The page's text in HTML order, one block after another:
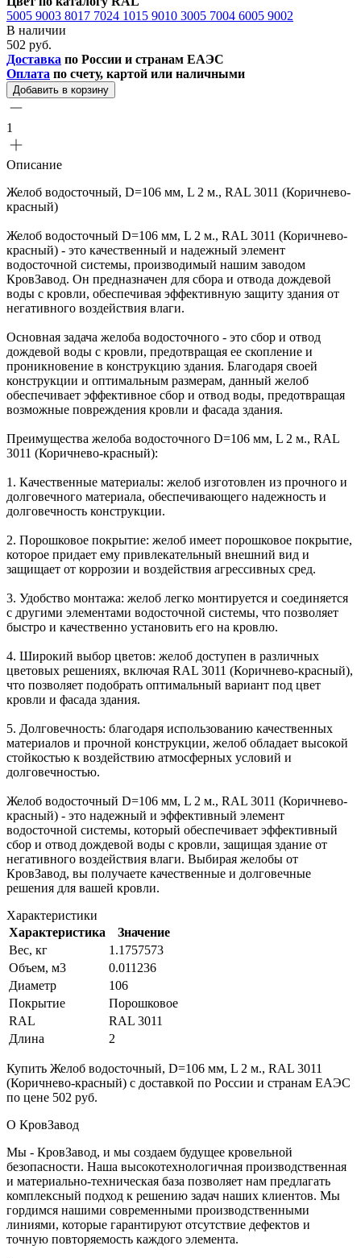
5005 9003 8017 7024 1015 9010 3005 7004 6005 9002
В наличии
502 руб.
Доставка по России и странам ЕАЭС
Оплата по счету, картой или наличными
Добавить в корзину
1
Описание
Желоб водосточный, D=106 мм, L 2 м., RAL 3011 (Коричнево-
красный)
Желоб водосточный D=106 мм, L 2 м., RAL 3011 (Коричнево-
красный) - это качественный и надежный элемент
водосточной системы, производимый нашим заводом
КровЗавод. Он предназначен для сбора и отвода дождевой
воды с кровли, обеспечивая эффективную защиту здания от
негативного воздействия влаги.
Основная задача желоба водосточного - это сбор и отвод
дождевой воды с кровли, предотвращая ее скопление и
проникновение в конструкцию здания. Благодаря своей
конструкции и оптимальным размерам, данный желоб
обеспечивает эффективное сбор и отвод воды, предотвращая
возможные повреждения кровли и фасада здания.
Преимущества желоба водосточного D=106 мм, L 2 м., RAL
3011 (Коричнево-красный):
1. Качественные материалы: желоб изготовлен из прочного и
долговечного материала, обеспечивающего надежность и
долговечность конструкции.
2. Порошковое покрытие: желоб имеет порошковое покрытие,
которое придает ему привлекательный внешний вид и
защищает от коррозии и воздействия агрессивных сред.
3. Удобство монтажа: желоб легко монтируется и соединяется
с другими элементами водосточной системы, что позволяет
быстро и качественно установить его на кровлю.
4. Широкий выбор цветов: желоб доступен в различных
цветовых решениях, включая RAL 3011 (Коричнево-красный),
что позволяет подобрать оптимальный вариант под цвет
кровли и фасада здания.
5. Долговечность: благодаря использованию качественных
материалов и прочной конструкции, желоб обладает высокой
стойкостью к воздействию атмосферных условий и
долговечностью.
Желоб водосточный D=106 мм, L 2 м., RAL 3011 (Коричнево-
красный) - это надежный и эффективный элемент
водосточной системы, который обеспечивает эффективный
сбор и отвод дождевой воды с кровли, защищая здание от
негативного воздействия влаги. Выбирая желобы от
КровЗавод, вы получаете качественные и долговечные
решения для вашей кровли.
Характеристики
Характеристика
Значение
Вес, кг
1.1757573
Объем, м3
0.011236
Диаметр
106
Покрытие
Порошковое
RAL
RAL 3011
Длина
2
Купить Желоб водосточный, D=106 мм, L 2 м., RAL 3011
(Коричнево-красный) с доставкой по России и странам ЕАЭС
по цене 502 руб.
О КровЗавод
Мы - КровЗавод, и мы создаем будущее кровельной
безопасности. Наша высокотехнологичная производственная
и материально-техническая база позволяет нам предлагать
комплексный подход к решению задач наших клиентов. Мы
гордимся нашими современными производственными
линиями, которые гарантируют отсутствие дефектов и
точную повторяемость каждого элемента.